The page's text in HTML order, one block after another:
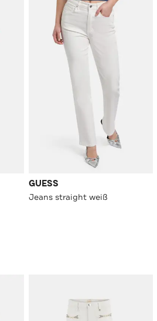
GUESS
Jeans straight weiß